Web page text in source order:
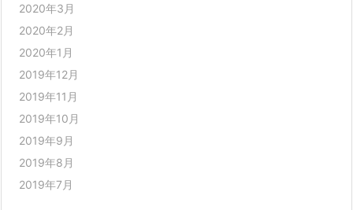
2020年3月
2020年2月
2020年1月
2019年12月
2019年11月
2019年10月
2019年9月
2019年8月
2019年7月